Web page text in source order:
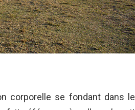
corporelle se fondant dans le